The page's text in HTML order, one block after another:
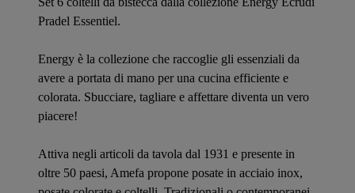
Pradel Essentiel.
Energy è la collezione che raccoglie gli essenziali da
avere a portata di mano per una cucina efficiente e
colorata. Sbucciare, tagliare e affettare diventa un vero
piacere!
Attiva negli articoli da tavola dal 1931 e presente in
oltre 50 paesi, Amefa propone posate in acciaio inox,